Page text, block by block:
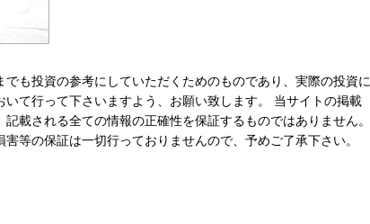
も投資の参考にしていただくためのものであり、実際の投資に
て行って下さいますよう、お願い致します。 当サイトの掲載
載される全ての情報の正確性を保証するものではありません。
等の保証は一切行っておりませんので、予めご了承下さい。